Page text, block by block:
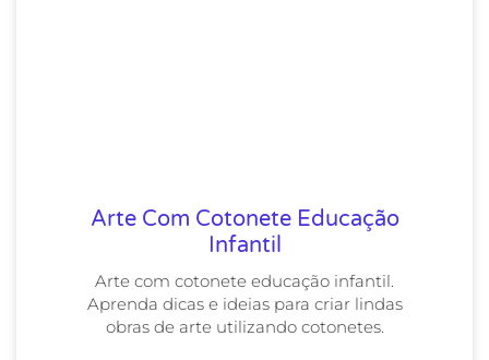
Arte Com Cotonete Educação
Infantil
Arte com cotonete educação infantil.
Aprenda dicas e ideias para criar lindas
obras de arte utilizando cotonetes.